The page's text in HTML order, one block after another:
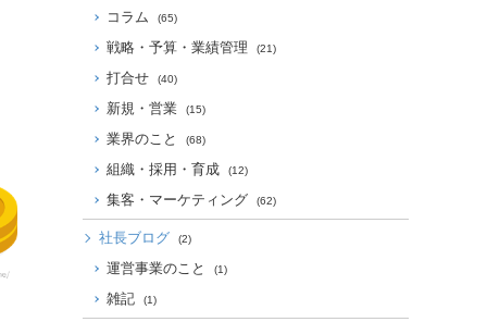
コラム (65)
戦略・予算・業績管理 (21)
打合せ (40)
新規・営業 (15)
業界のこと (68)
組織・採用・育成 (12)
集客・マーケティング (62)
社長ブログ (2)
運営事業のこと (1)
雑記 (1)